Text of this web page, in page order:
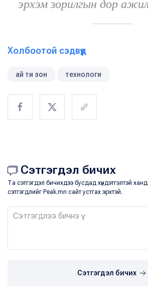
эрхэм зорилгын дор
Холбоотой сэдвүүд
ай ти зон технологи
Сэтгэгдэл бичих
Та сэтгэгдэл бичихдээ бусдад хүндэтгэлтэй
сэтгэгдлийг Peak.mn сайт устгах эрхтэй.
Сэтгэгдэл бичих